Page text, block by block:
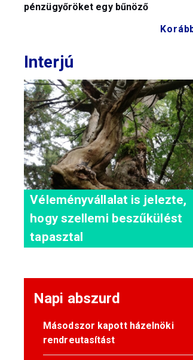
pénzügyőröket egy bűnöző
Interjú
Véleményvállalat is jelezte,
hogy szellemi beszűkülést
tapasztal
Napi abszurd
Másodszor kapott házelnöki
rendreutasítást